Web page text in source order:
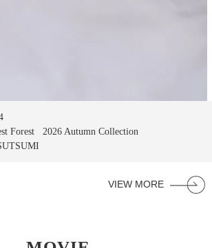
Forest 2026 Autumn Collection
VIEW MORE